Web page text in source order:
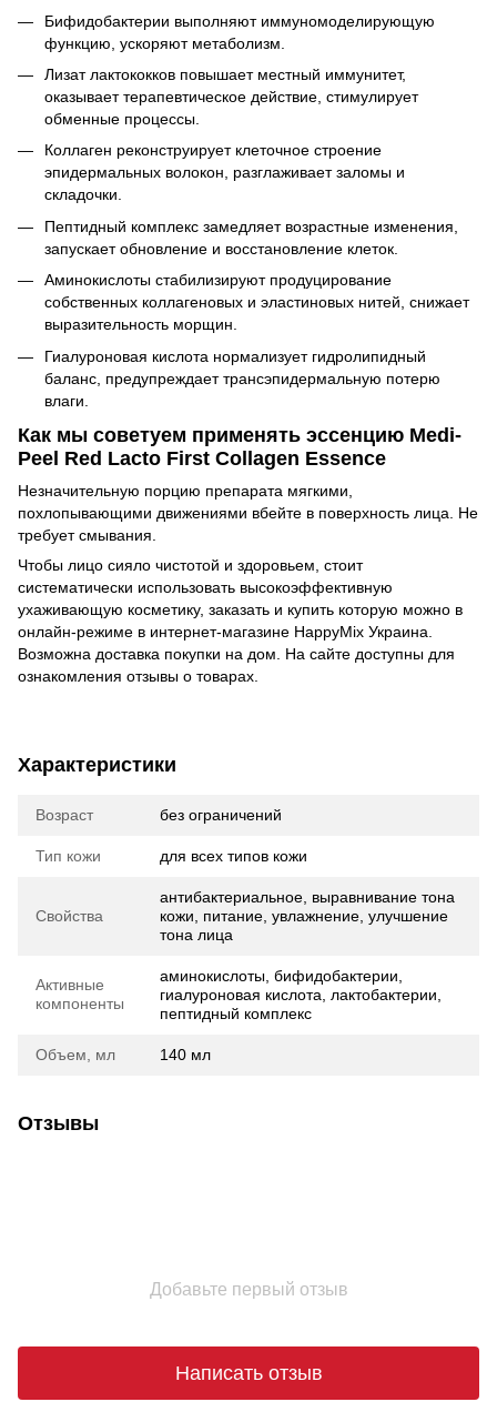
Бифидобактерии выполняют иммуномоделирующую
функцию, ускоряют метаболизм.
Лизат лактококков повышает местный иммунитет,
оказывает терапевтическое действие, стимулирует
обменные процессы.
Коллаген реконструирует клеточное строение
эпидермальных волокон, разглаживает заломы и
складочки.
Пептидный комплекс замедляет возрастные изменения,
запускает обновление и восстановление клеток.
Аминокислоты стабилизируют продуцирование
собственных коллагеновых и эластиновых нитей, снижает
выразительность морщин.
Гиалуроновая кислота нормализует гидролипидный
баланс, предупреждает трансэпидермальную потерю
влаги.
Как мы советуем применять эссенцию Medi-
Peel Red Lacto First Collagen Essence
Незначительную порцию препарата мягкими,
похлопывающими движениями вбейте в поверхность лица. Не
требует смывания.
Чтобы лицо сияло чистотой и здоровьем, стоит
систематически использовать высокоэффективную
ухаживающую косметику, заказать и купить которую можно в
онлайн-режиме в интернет-магазине HappyMix Украина.
Возможна доставка покупки на дом. На сайте доступны для
ознакомления отзывы о товарах.
Характеристики
Возраст без ограничений
Тип кожи для всех типов кожи
Свойства
антибактериальное, выравнивание тона
кожи, питание, увлажнение, улучшение
тона лица
Активные
компоненты
аминокислоты, бифидобактерии,
гиалуроновая кислота, лактобактерии,
пептидный комплекс
Объем, мл 140 мл
Отзывы
Добавьте первый отзыв
Написать отзыв